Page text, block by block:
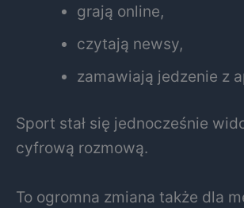
grają online,
czytają newsy,
zamawiają jedzenie z
Sport stał się jednocześnie
cyfrową rozmową.
To ogromna zmiana także dla